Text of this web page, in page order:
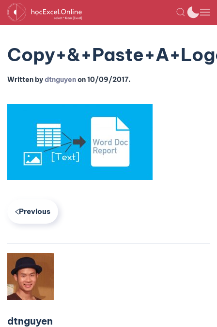
Written bydtnguyenon10/09/2017.
Previous
dtnguyen